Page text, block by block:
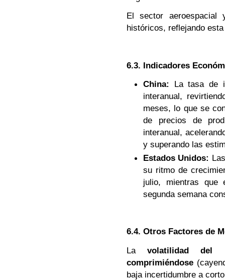
El sector aeroespacial
históricos, reflejando
6.3. Indicadores
China: La tasa de
interanual,
meses, lo que se
de precios de
interanual,
y superando las
Estados Unidos:
su ritmo de
julio, mientras que
segunda semana
6.4. Otros Factores de
Lavolatilidad del
comprimiéndose
baja incertidumbre a